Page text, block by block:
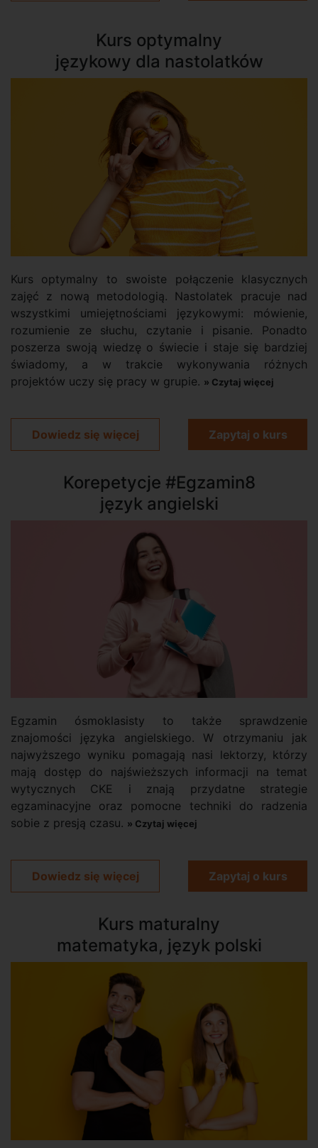
Kurs optymalny
językowy dla nastolatków
Kurs optymalny to swoiste połączenie klasycznych
zajęć z nową metodologią. Nastolatek pracuje nad
wszystkimi umiejętnościami językowymi: mówienie,
rozumienie ze słuchu, czytanie i pisanie. Ponadto
poszerza swoją wiedzę o świecie i staje się bardziej
świadomy, a w trakcie wykonywania różnych
projektów uczy się pracy w grupie. » Czytaj więcej
Dowiedz się więcej Zapytaj o kurs
Korepetycje #Egzamin8
język angielski
Egzamin ósmoklasisty to także sprawdzenie
znajomości języka angielskiego. W otrzymaniu jak
najwyższego wyniku pomagają nasi lektorzy, którzy
mają dostęp do najświeższych informacji na temat
wytycznych CKE i znają przydatne strategie
egzaminacyjne oraz pomocne techniki do radzenia
sobie z presją czasu. » Czytaj więcej
Dowiedz się więcej Zapytaj o kurs
Kurs maturalny
matematyka, język polski